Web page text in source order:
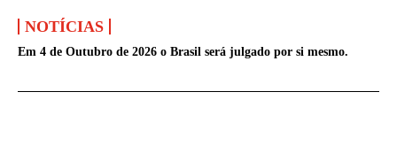
NOTÍCIAS
Em 4 de Outubro de 2026 o Brasil será julgado por si mesmo.